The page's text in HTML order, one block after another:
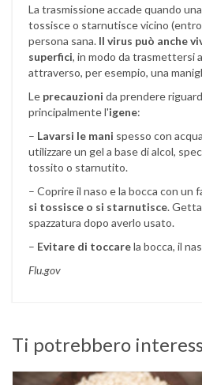
La trasmissione accade quando
tossisce o starnutisce vicino
persona sana. Il virus può anche
superfici, in modo da trasmettersi
attraverso, per esempio, una
Le precauzioni da prendere
principalmente l'igene:
– Lavarsi le mani spesso con
utilizzare un gel a base di alcol,
tossito o starnutito.
– Coprire il naso e la bocca con un
si tossisce o si starnutisce.
spazzatura dopo averlo usato.
– Evitare di toccarela bocca, il
Flu.gov
Ti potrebbero